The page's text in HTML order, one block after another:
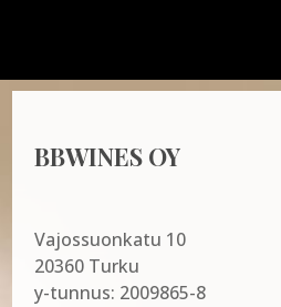
BBWINES OY
Vajossuonkatu 10
20360 Turku
y-tunnus: 2009865-8